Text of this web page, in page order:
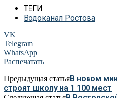
ТЕГИ
Водоканал Ростова
VK
Telegram
WhatsApp
Распечатать
Предыдущая статьяВ новом
строят школу на 1 100 мест